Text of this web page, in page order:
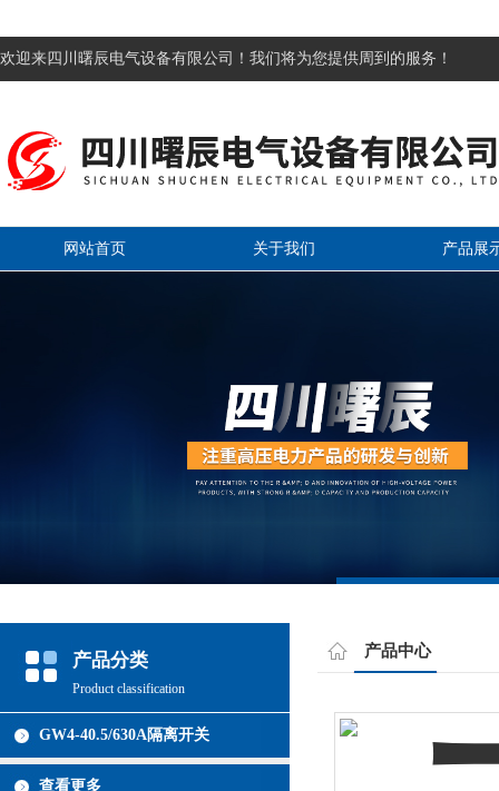
欢迎来四川曙辰电气设备有限公司！我们将为您提供周到的服务！
网站首页 关于我们 产品展
产品分类
Product classification
GW4-40.5/630A隔离开关
查看更多
产品中心